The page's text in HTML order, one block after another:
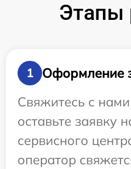
Этапы
1
Оформление
Свяжитесь с
оставьте заявку
сервисного
оператор